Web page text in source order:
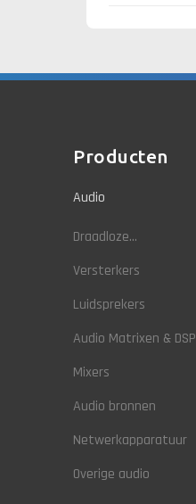
Producten
Audio
Draadloze...
Versterkers
Luidsprekers
Audio Matrixen & DSP
Mixers
Audio bronnen
Netwerkapparatuur
Overige audio